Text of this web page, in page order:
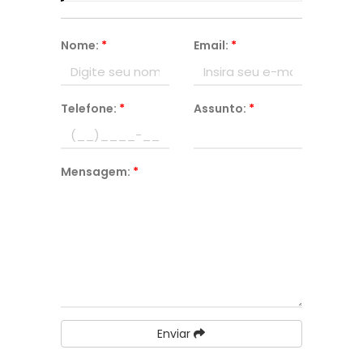
Nome: * Email: *
Telefone: * Assunto: *
Mensagem: *
Enviar